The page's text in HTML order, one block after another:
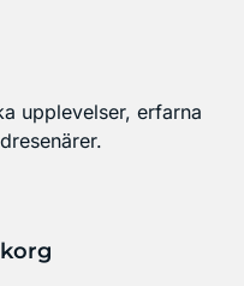
upplevelser, erfarna